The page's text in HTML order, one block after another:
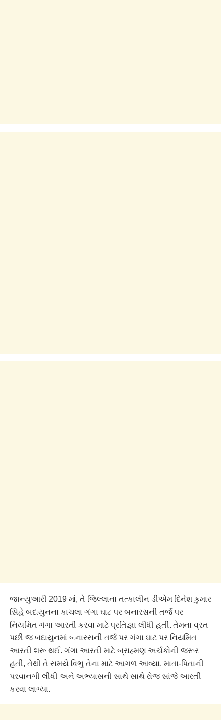
જાન્યુઆરી 2019 માં, તે જિલ્લાના તત્કાલીન ડીએમ દિનેશ કુમાર
સિંહે બદાયુનના કાચલા ગંગા ઘાટ પર બનારસની તર્જ પર
નિયમિત ગંગા આરતી કરવા માટે પ્રતિજ્ઞા લીધી હતી. તેમના વ્રત
પછી જ બદાયુનમાં બનારસની તર્જ પર ગંગા ઘાટ પર નિયમિત
આરતી શરૂ થઈ. ગંગા આરતી માટે બ્રાહ્મણ અર્ચકોની જરૂર
હતી, તેથી તે સમયે વિભુ તેના માટે આગળ આવ્યા. માતા-પિતાની
પરવાનગી લીધી અને અભ્યાસની સાથે સાથે રોજ સાંજે આરતી
કરવા લાગ્યા.